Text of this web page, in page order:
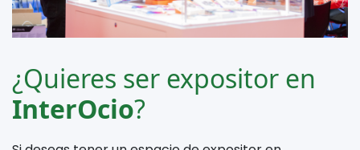
¿Quieres ser expositor en
InterOcio?